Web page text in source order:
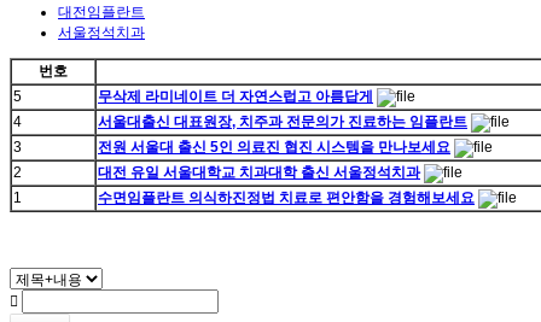
대전임플란트
서울정석치과
번호
5
무삭제 라미네이트 더 자연스럽고 아름답게
4
서울대출신 대표원장, 치주과 전문의가 진료하는 임플란트
3
전원 서울대 출신 5인 의료진 협진 시스템을 만나보세요
2
대전 유일 서울대학교 치과대학 출신 서울정석치과
1
수면임플란트 의식하진정법 치료로 편안함을 경험해보세요